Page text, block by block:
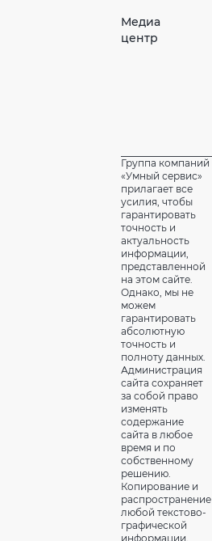
Медиа
центр
Группа компаний
«Умный сервис»
прилагает все
усилия, чтобы
гарантировать
точность и
актуальность
информации,
представленной
на этом сайте.
Однако, мы не
можем
гарантировать
абсолютную
точность и
полноту данных.
Администрация
сайта сохраняет
за собой право
изменять
содержание
сайта в любое
время и по
собственному
решению.
Копирование и
распространение
любой текстово-
графической
информации,